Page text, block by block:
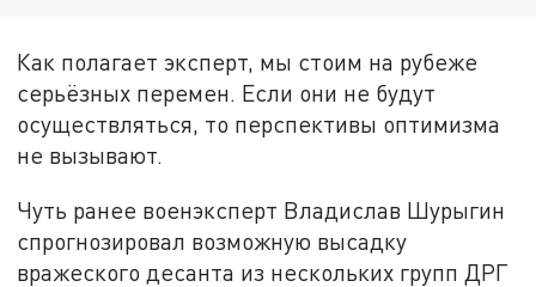
Как полагает эксперт, мы стоим на рубеже
серьёзных перемен. Если они не будут
осуществляться, то перспективы оптимизма
не вызывают.
Чуть ранее военэксперт Владислав Шурыгин
спрогнозировал возможную высадку
вражеского десанта из нескольких групп ДРГ